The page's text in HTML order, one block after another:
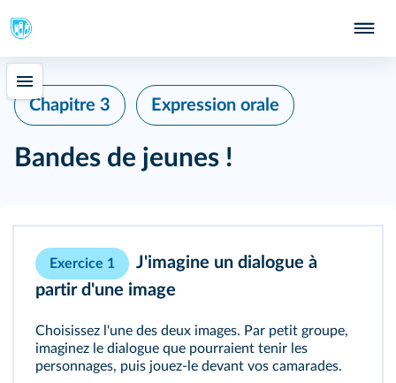
Chapitre 3 Expression orale
Bandes de jeunes !
Exercice 1
J'imagine un dialogue à
partir d'une image
Choisissez l'une des deux images. Par petit groupe,
imaginez le dialogue que pourraient tenir les
personnages, puis jouez‑le devant vos camarades.